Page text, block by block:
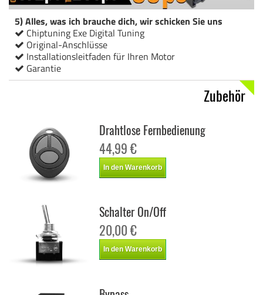
5) Alles, was ich brauche dich, wir schicken Sie uns
Chiptuning Exe Digital Tuning
Original-Anschlüsse
Installationsleitfaden für Ihren Motor
Garantie
Zubehör
Drahtlose Fernbedienung
44,99 €
In den Warenkorb
Schalter On/Off
20,00 €
In den Warenkorb